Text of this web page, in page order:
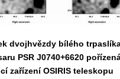
dvojhvězdy bílého
PSR J0740+6620
zařízení OSIRIS teleskopu